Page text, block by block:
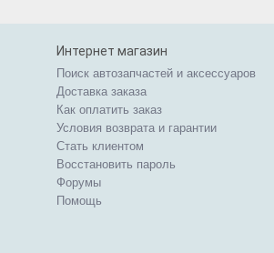
Интернет магазин
Поиск автозапчастей и аксессуаров
Доставка заказа
Как оплатить заказ
Условия возврата и гарантии
Стать клиентом
Восстановить пароль
Форумы
Помощь